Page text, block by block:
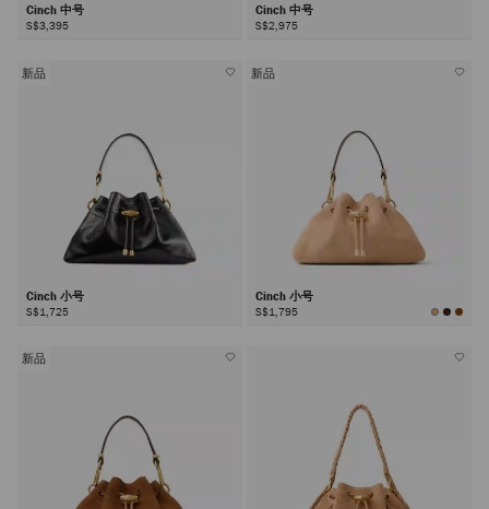
Cinch 中号
S$3,395
Cinch 中号
S$2,975
新品
Cinch 小号
S$1,725
新品
Cinch 小号
S$1,795
新品